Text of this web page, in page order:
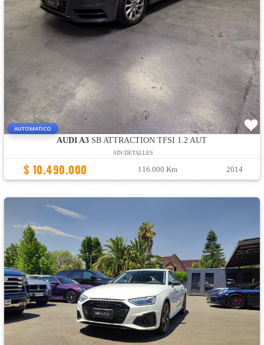
AUTOMATICO
AUDI A3 SB ATTRACTION TFSI 1.2 AUT
SIN DETALLES
$ 10.490.000 116.000 Km 2014